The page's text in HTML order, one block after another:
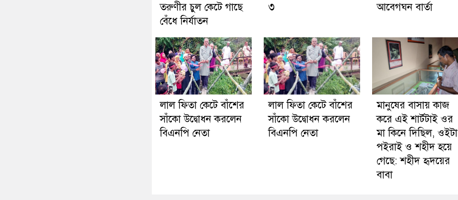
তরুণীর চুল কেটে গাছে
বেঁধে নির্যাতন
৩
আবেগঘন বার্তা
লাল ফিতা কেটে বাঁশের
সাঁকো উদ্বোধন করলেন
বিএনপি নেতা
লাল ফিতা কেটে বাঁশের
সাঁকো উদ্বোধন করলেন
বিএনপি নেতা
মানুষের বাসায় কাজ
করে এই শার্টটাই ওর
মা কিনে দিছিল, ওইটা
পইরাই ও শহীদ হয়ে
গেছে: শহীদ হৃদয়ের
বাবা